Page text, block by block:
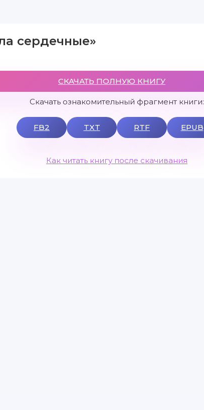
сердечные»
СКАЧАТЬ ПОЛНУЮ КНИГУ
Скачать ознакомительный фрагмент книги:
FB2 TXT RTF EPUB
Как читать книгу после скачивания